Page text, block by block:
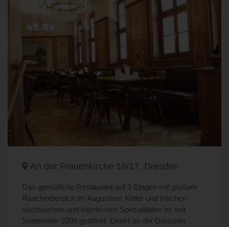
An der Frauenkirche 16/17, Dresden
Das gemütliche Restaurant auf 3 Etagen mit großem
Raucherbereich im Augustiner Keller und frischen
sächsischen und bayrischen Spezialitäten ist seit
September 2008 geöffnet. Direkt an der Dresdner